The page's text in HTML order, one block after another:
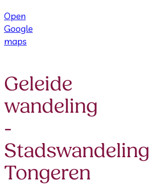
Open
Google
maps
Geleide
wandeling
-
Stadswandeling
Tongeren